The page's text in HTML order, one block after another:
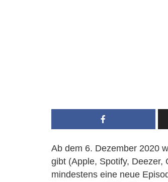
Ab dem 6. Dezember 2020
gibt (Apple, Spotify,
mindestens eine neue